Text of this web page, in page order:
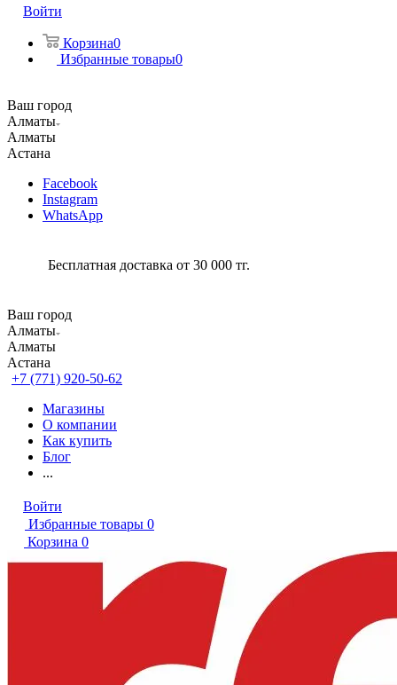
Войти
Корзина0
Избранные товары0
Ваш город
Алматы
Алматы
Астана
Facebook
Instagram
WhatsApp
Бесплатная доставка от 30 000 тг.
Ваш город
Алматы
Алматы
Астана
+7 (771) 920-50-62
Магазины
О компании
Как купить
Блог
...
Войти
Избранные товары 0
Корзина 0